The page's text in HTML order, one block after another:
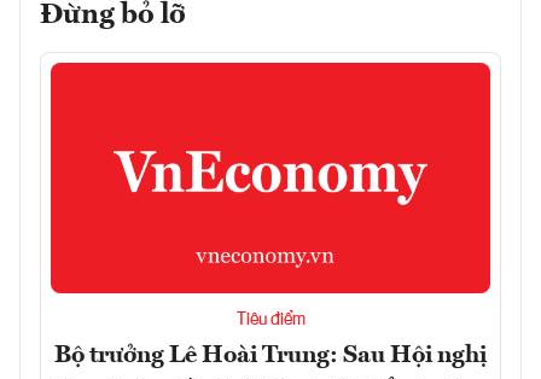
Đừng bỏ lỡ
Tiêu điểm
Bộ trưởng Lê Hoài Trung: Sau Hội nghị